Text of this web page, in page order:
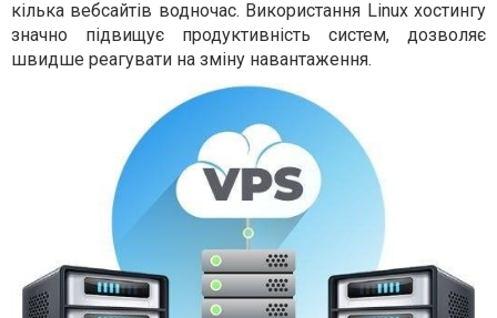
кілька вебсайтів водночас. Використання Linux хостингу
значно підвищує продуктивність систем, дозволяє
швидше реагувати на зміну навантаження.